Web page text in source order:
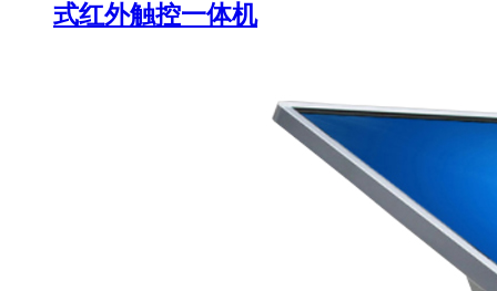
式红外触控一体机